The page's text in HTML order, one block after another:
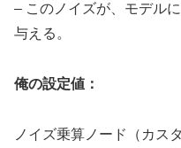
– このノイズが、モデル
与える。
俺の設定値：
ノイズ乗算ノード（カス